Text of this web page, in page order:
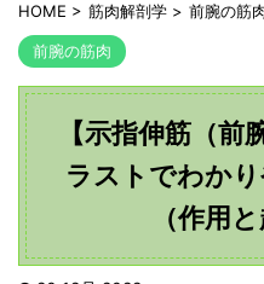
HOME > 筋肉解剖学 > 前腕の筋
前腕の筋肉
【示指伸筋（前
ラストでわか
（作用